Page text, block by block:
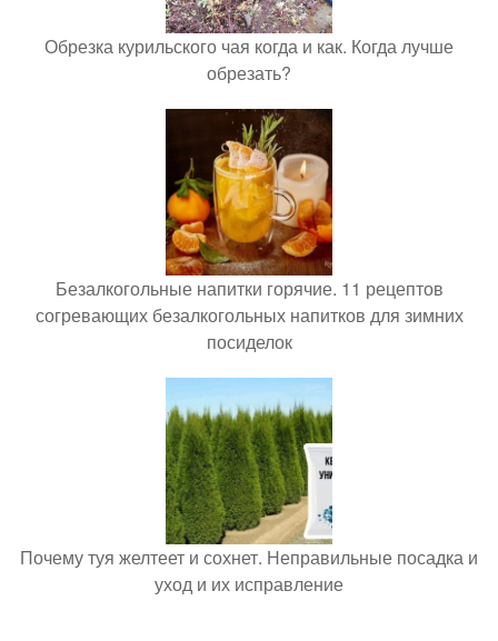
Обрезка курильского чая когда и как. Когда лучше
обрезать?
Безалкогольные напитки горячие. 11 рецептов
согревающих безалкогольных напитков для зимних
посиделок
Почему туя желтеет и сохнет. Неправильные посадка и
уход и их исправление